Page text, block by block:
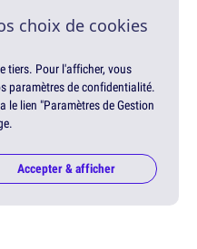
choix de cookies
tiers. Pour l'afficher, vous
paramètres de confidentialité.
le lien "Paramètres de Gestion
Accepter & afficher